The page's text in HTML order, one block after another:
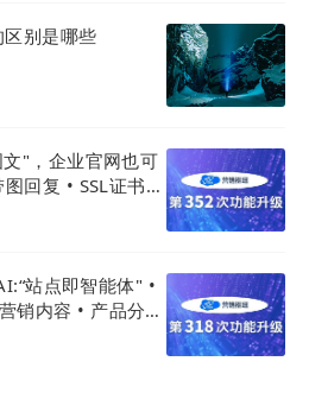
照社会需要制定计划，实现最
计划生产。人类也逐渐从繁琐
解脱出来，使用人脑比例大大
不再是局限机器的生产过程，
息资源，从事创造性的劳动，
解脱出来，实现人类自由发
数字经济都是基于互联网为运
式。
别是哪些
"，企业官网也可
回复 • SSL证书配
站点即智能体" •
销内容 • 产品分类